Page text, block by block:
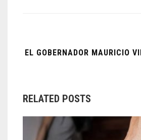
EL GOBERNADOR MAURICIO
RELATED POSTS